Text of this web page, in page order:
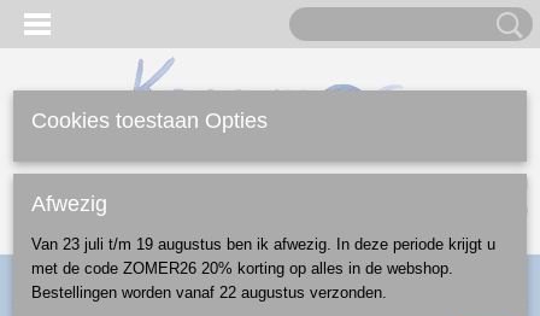
(0)
Home >Webshop>Schalen> nestschalen
Cookies toestaan Opties
Afwezig
Van 23 juli t/m 19 augustus ben ik afwezig. In deze periode krijgt u
met de code ZOMER26 20% korting op alles in de webshop.
Bestellingen worden vanaf 22 augustus verzonden.